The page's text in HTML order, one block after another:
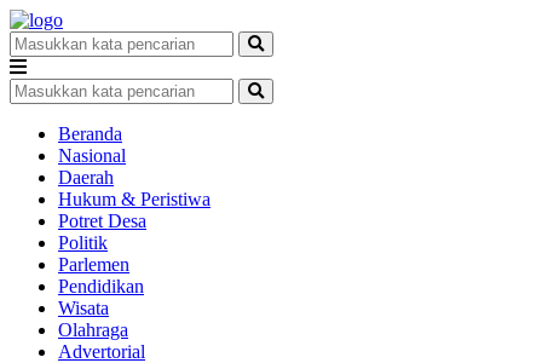
Beranda
Nasional
Daerah
Hukum & Peristiwa
Potret Desa
Politik
Parlemen
Pendidikan
Wisata
Olahraga
Advertorial